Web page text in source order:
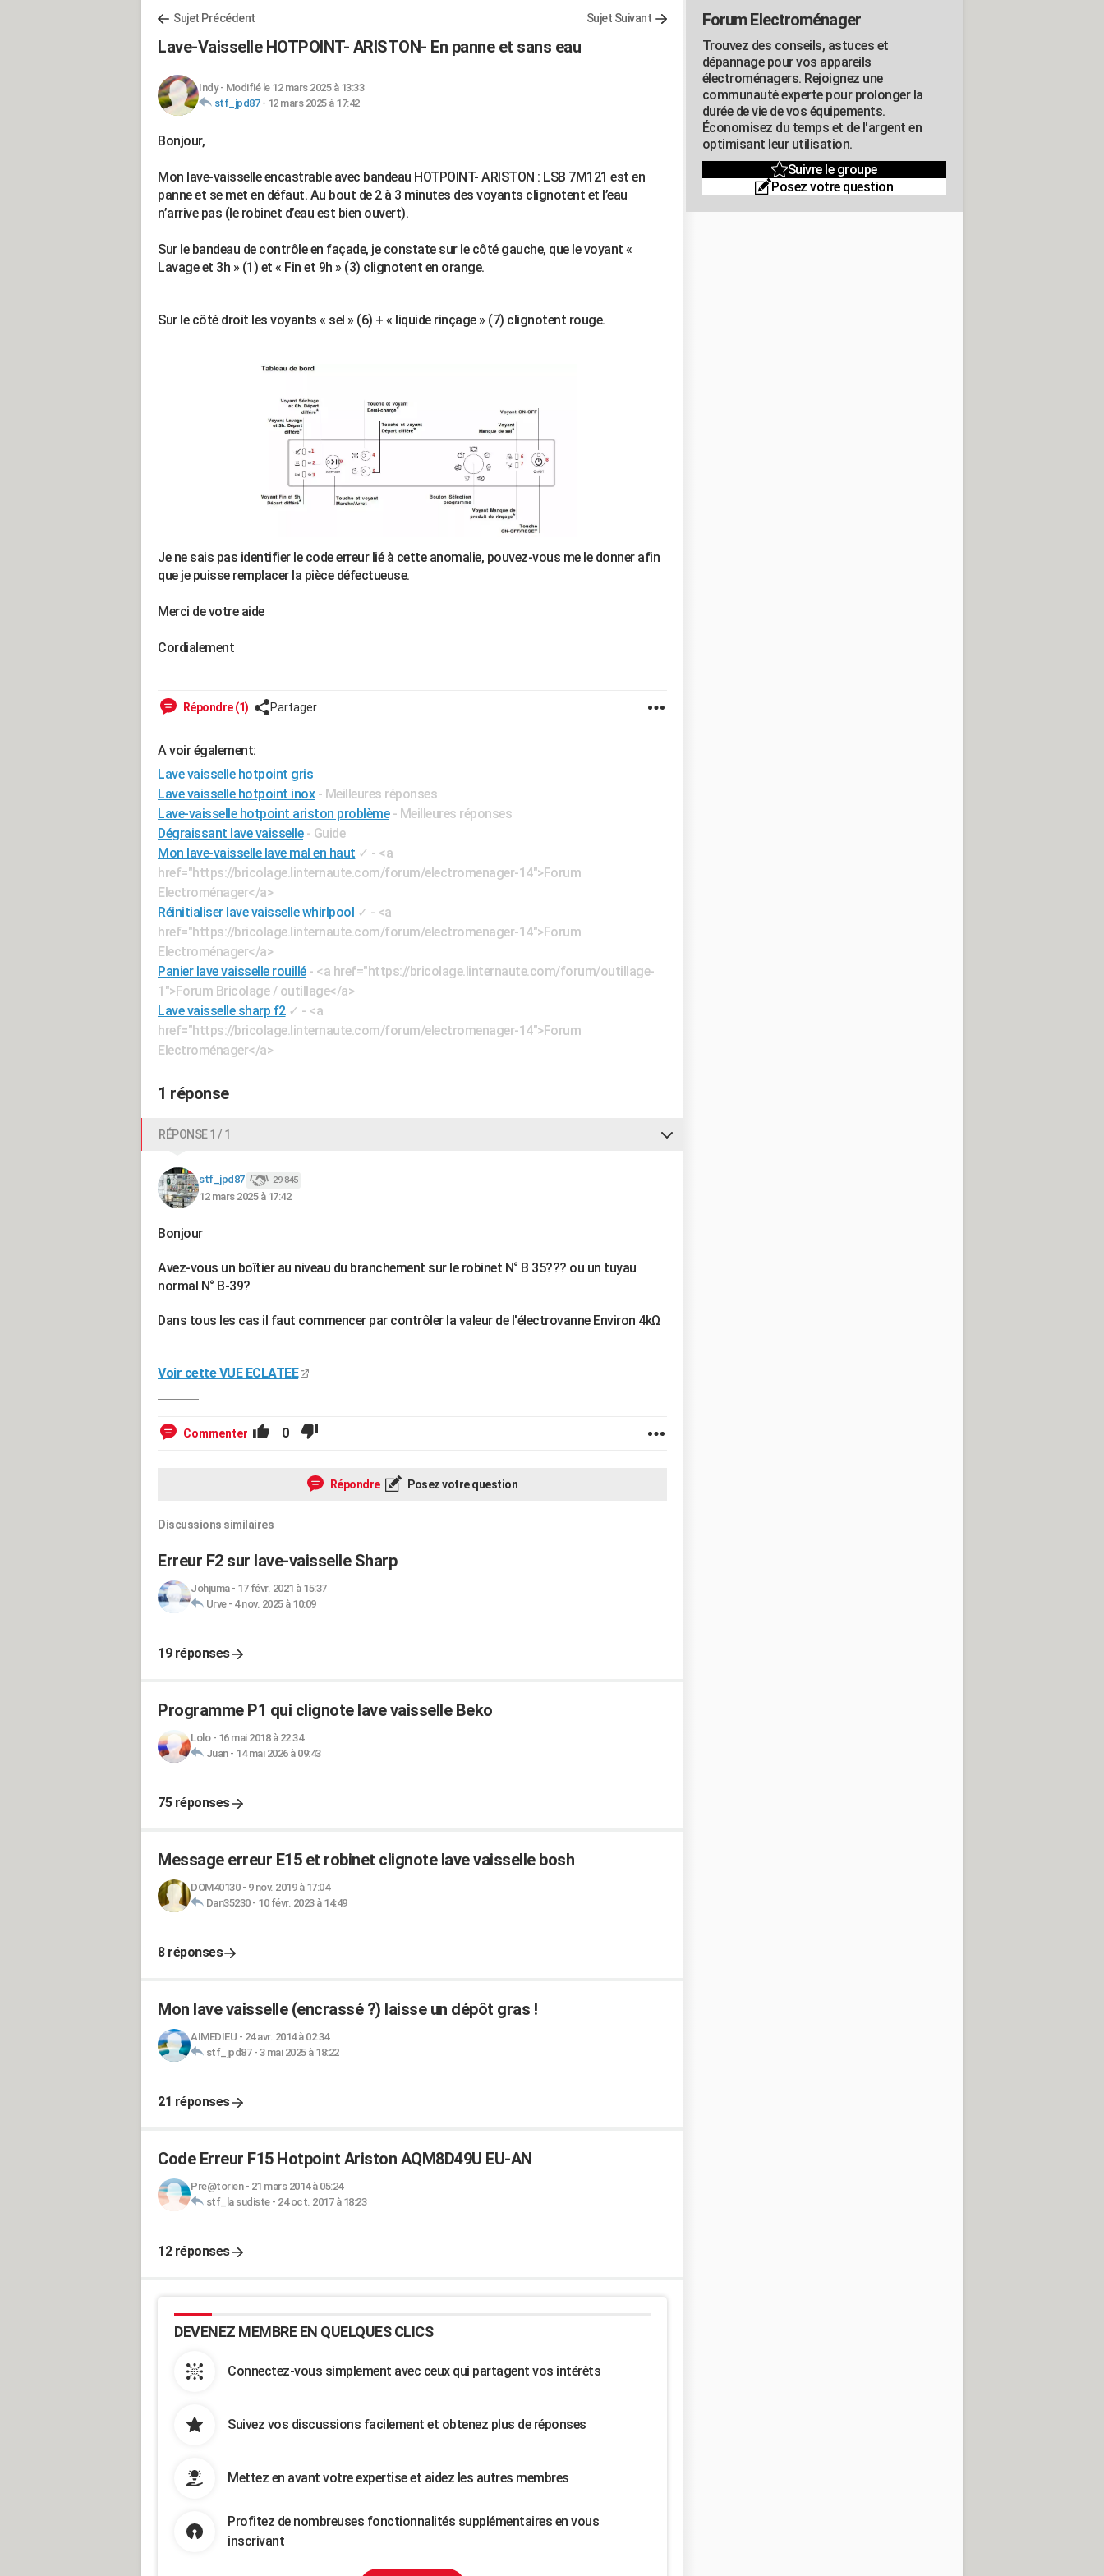
Sujet Précédent Sujet Suivant
Lave-Vaisselle HOTPOINT- ARISTON- En panne et sans eau
Indy- Modifié le 12 mars 2025 à 13:33
stf_jpd87- 12 mars 2025 à 17:42
Bonjour,
Mon lave-vaisselle encastrable avec bandeau HOTPOINT- ARISTON : LSB 7M121 est en
panne et se met en défaut. Au bout de 2 à 3 minutes des voyants clignotent et l’eau
n’arrive pas (le robinet d’eau est bien ouvert).
Sur le bandeau de contrôle en façade, je constate sur le côté gauche, que le voyant «
Lavage et 3h » (1) et « Fin et 9h » (3) clignotent en orange.
Sur le côté droit les voyants « sel » (6) + « liquide rinçage » (7) clignotent rouge.
Je ne sais pas identifier le code erreur lié à cette anomalie, pouvez-vous me le donner afin
que je puisse remplacer la pièce défectueuse.
Merci de votre aide
Cordialement
Répondre (1) Partager
A voir également:
Lave vaisselle hotpoint gris
Lave vaisselle hotpoint inox - Meilleures réponses
Lave-vaisselle hotpoint ariston problème - Meilleures réponses
Dégraissant lave vaisselle - Guide
Mon lave-vaisselle lave mal en haut ✓ - <a
href="https://bricolage.linternaute.com/forum/electromenager-14">Forum
Electroménager</a>
Réinitialiser lave vaisselle whirlpool ✓ - <a
href="https://bricolage.linternaute.com/forum/electromenager-14">Forum
Electroménager</a>
Panier lave vaisselle rouillé - <a href="https://bricolage.linternaute.com/forum/outillage-
1">Forum Bricolage / outillage</a>
Lave vaisselle sharp f2 ✓ - <a
href="https://bricolage.linternaute.com/forum/electromenager-14">Forum
Electroménager</a>
1 réponse
RÉPONSE 1 / 1
stf_jpd87 29 845
12 mars 2025 à 17:42
Bonjour
Avez-vous un boîtier au niveau du branchement sur le robinet N° B 35??? ou un tuyau
normal N° B-39?
Dans tous les cas il faut commencer par contrôler la valeur de l'électrovanne Environ 4kΩ
Voir cette VUE ECLATEE
Commenter 0
Répondre Posez votre question
Discussions similaires
Erreur F2 sur lave-vaisselle Sharp
Johjuma- 17 févr. 2021 à 15:37
Urve- 4 nov. 2025 à 10:09
19 réponses
Programme P1 qui clignote lave vaisselle Beko
Lolo- 16 mai 2018 à 22:34
Juan- 14 mai 2026 à 09:43
75 réponses
Message erreur E15 et robinet clignote lave vaisselle bosh
DOM40130- 9 nov. 2019 à 17:04
Dan35230- 10 févr. 2023 à 14:49
8 réponses
Mon lave vaisselle (encrassé ?) laisse un dépôt gras !
AIMEDIEU - 24 avr. 2014 à 02:34
stf_jpd87- 3 mai 2025 à 18:22
21 réponses
Code Erreur F15 Hotpoint Ariston AQM8D49U EU-AN
Pre@torien- 21 mars 2014 à 05:24
stf_la sudiste- 24 oct. 2017 à 18:23
12 réponses
DEVENEZ MEMBRE EN QUELQUES CLICS
Connectez-vous simplement avec ceux qui partagent vos intérêts
Suivez vos discussions facilement et obtenez plus de réponses
Mettez en avant votre expertise et aidez les autres membres
Profitez de nombreuses fonctionnalités supplémentaires en vous
inscrivant
Forum Electroménager
Trouvez des conseils, astuces et
dépannage pour vos appareils
électroménagers. Rejoignez une
communauté experte pour prolonger la
durée de vie de vos équipements.
Économisez du temps et de l'argent en
optimisant leur utilisation.
Suivre le groupe
Posez votre question